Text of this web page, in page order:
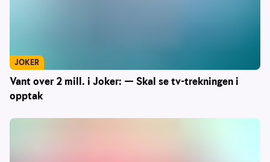
Vant over 2 mill. i Joker: — Skal se tv-trekningen i
opptak
JOKER